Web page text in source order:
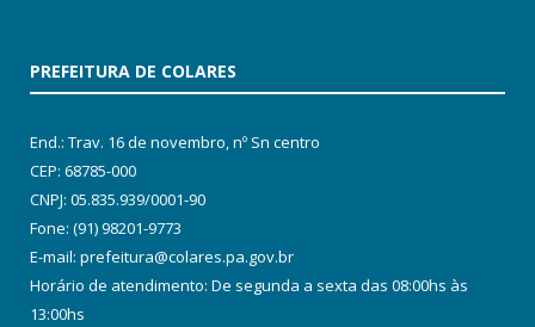
PREFEITURA DE COLARES
End.: Trav. 16 de novembro, nº Sn centro
CEP: 68785-000
CNPJ: 05.835.939/0001-90
Fone: (91) 98201-9773
E-mail: prefeitura@colares.pa.gov.br
Horário de atendimento: De segunda a sexta das 08:00hs às
13:00hs